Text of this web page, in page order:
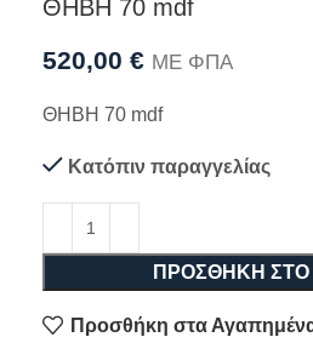
ΘΗΒΗ 70 mdf
520,00 € ΜΕ ΦΠΑ
ΘΗΒΗ 70 mdf
Κατόπιν παραγγελίας
ΠΡΟΣΘΉΚΗ ΣΤΟ
Προσθήκη στα